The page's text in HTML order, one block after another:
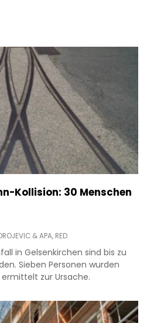
Kollision: 30 Menschen
& APA, RED
in Gelsenkirchen sind bis zu
Sieben Personen wurden
zur Ursache.